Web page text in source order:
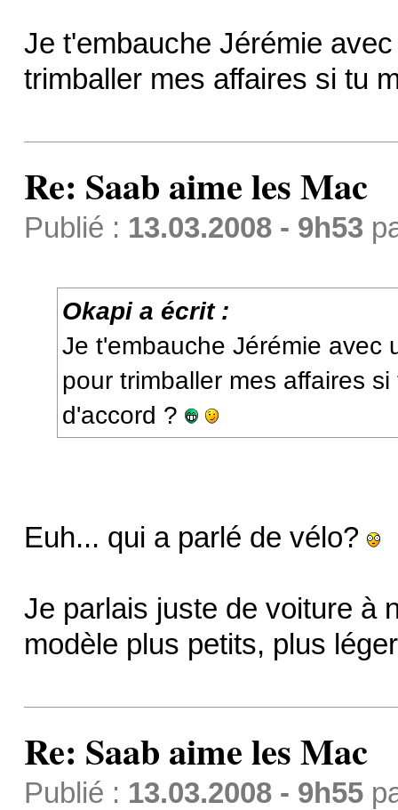
Je t'embauche Jérémie
trimballer mes affaires si tu
Re: Saab aime les Mac
Publié : 13.03.2008 - 9h53
Okapi a écrit :
Je t'embauche Jérémie avec
pour trimballer mes affaires
d'accord ?
Euh... qui a parlé de vélo?
Je parlais juste de voiture à
modèle plus petits, plus
Re: Saab aime les Mac
Publié : 13.03.2008 - 9h55